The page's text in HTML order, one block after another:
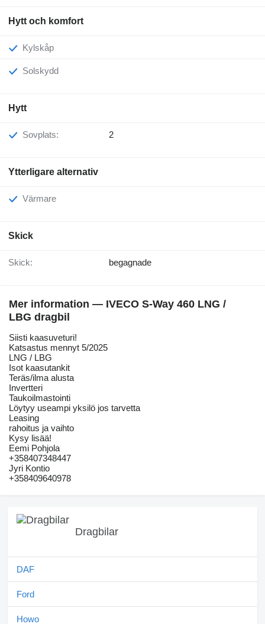
Hytt och komfort
Kylskåp
Solskydd
Hytt
Sovplats: 2
Ytterligare alternativ
Värmare
Skick
Skick: begagnade
Mer information — IVECO S-Way 460 LNG /
LBG dragbil
Siisti kaasuveturi!
Katsastus mennyt 5/2025
LNG / LBG
Isot kaasutankit
Teräs/ilma alusta
Invertteri
Taukoilmastointi
Löytyy useampi yksilö jos tarvetta
Leasing
rahoitus ja vaihto
Kysy lisää!
Eemi Pohjola
+358407348447
Jyri Kontio
+358409640978
Dragbilar
DAF
Ford
Howo